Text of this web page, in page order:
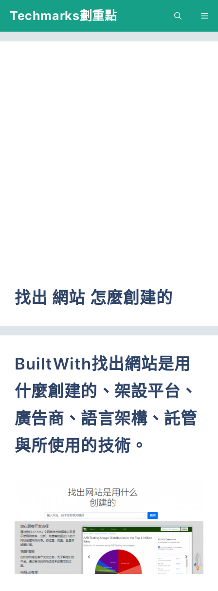
跳
主
Techmarks劃重點
找出 網站 怎麼創建的
BuiltWith找出網站是用
什麼創建的、架設平台、
廣告商、語言架構、託管
與所使用的技術。